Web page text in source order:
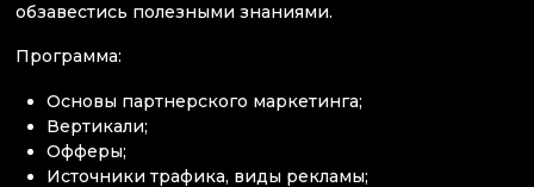
обзавестись полезными знаниями.
Программа:
Основы партнерского маркетинга;
Вертикали;
Офферы;
Источники трафика, виды рекламы;